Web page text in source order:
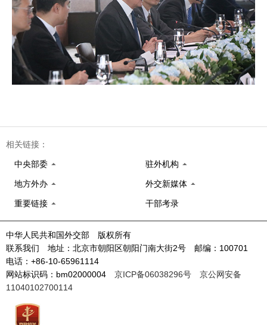
相关链接：
中央部委 驻外机构
地方外办 外交新媒体
重要链接 干部考录
中华人民共和国外交部 版权所有
联系我们 地址：北京市朝阳区朝阳门南大街2号 邮编：100701
电话：+86-10-65961114
网站标识码：bm02000004 京ICP备06038296号
京公网安备
11040102700114